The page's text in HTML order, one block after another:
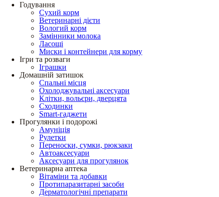
Годування
Сухий корм
Ветеринарні дієти
Вологий корм
Замінники молока
Ласощі
Миски і контейнери для корму
Ігри та розваги
Іграшки
Домашній затишок
Спальні місця
Охолоджувальні аксесуари
Клітки, вольєри, дверцята
Сходинки
Smart-гаджети
Прогулянки і подорожі
Амуніція
Рулетки
Переноски, сумки, рюкзаки
Автоаксесуари
Аксесуари для прогулянок
Ветеринарна аптека
Вітаміни та добавки
Протипаразитарні засоби
Дерматологічні препарати